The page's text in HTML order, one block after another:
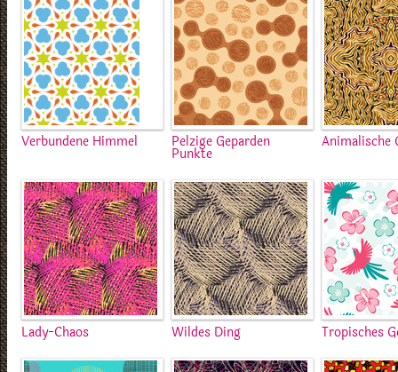
Verbundene Himmel Pelzige Geparden
Punkte
Animalische
Lady-Chaos Wildes Ding Tropisches